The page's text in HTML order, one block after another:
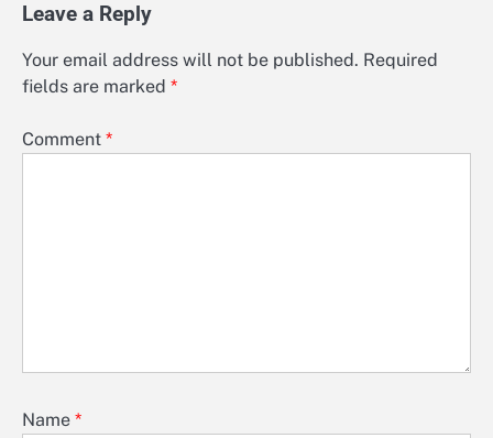
Leave a Reply
Your email address will not be published. Required
fields are marked *
Comment *
Name *